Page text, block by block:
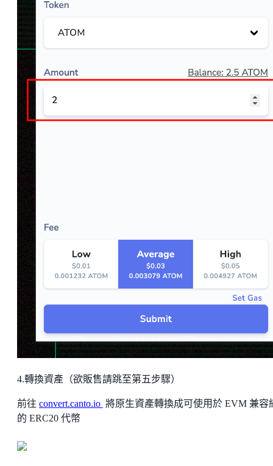
4.轉換資產（欲販售請跳至第五步驟）
前往 convert.canto.io 將原生資產轉換成可使用於 EVM 兼容
的 ERC20 代幣